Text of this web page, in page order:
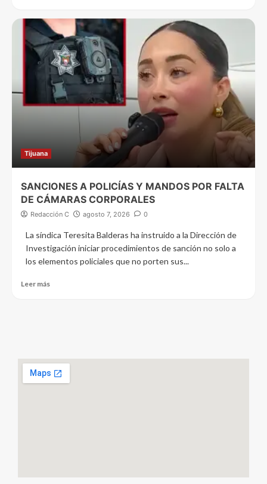
Tijuana
SANCIONES A POLICÍAS Y MANDOS POR FALTA
DE CÁMARAS CORPORALES
Redacción C agosto 7, 2026 0
La síndica Teresita Balderas ha instruido a la Dirección de
Investigación iniciar procedimientos de sanción no solo a
los elementos policiales que no porten sus...
Leer más